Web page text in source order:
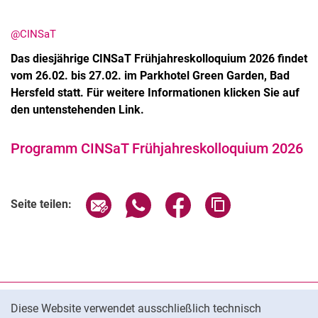
Diese Website verwendet ausschließlich technisch
@CINSaT
Das diesjährige CINSaT Frühjahreskolloquium 2026 findet
vom 26.02. bis 27.02. im Parkhotel Green Garden, Bad
Hersfeld statt. Für weitere Informationen klicken Sie auf
den untenstehenden Link.
Programm CINSaT Frühjahreskolloquium 2026
Seite teilen: Seite über E-Mail teilen
Seite über WhatsApp teilen
Seite über Facebook
Datenschutz